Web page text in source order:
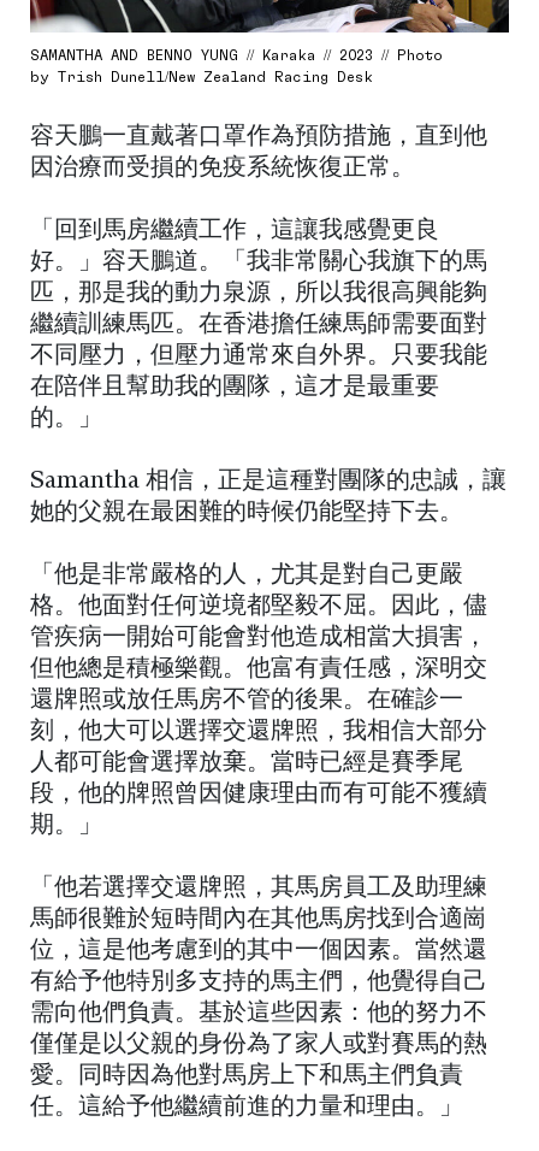
SAMANTHA AND BENNO YUNG // Karaka // 2023 // Photo
by Trish Dunell/New Zealand Racing Desk
容天鵬一直戴著口罩作為預防措施，直到他
因治療而受損的免疫系統恢復正常。
「回到馬房繼續工作，這讓我感覺更良
好。」容天鵬道。「我非常關心我旗下的馬
匹，那是我的動力泉源，所以我很高興能夠
繼續訓練馬匹。在香港擔任練馬師需要面對
不同壓力，但壓力通常來自外界。只要我能
在陪伴且幫助我的團隊，這才是最重要
的。」
Samantha 相信，正是這種對團隊的忠誠，讓
她的父親在最困難的時候仍能堅持下去。
「他是非常嚴格的人，尤其是對自己更嚴
格。他面對任何逆境都堅毅不屈。因此，儘
管疾病一開始可能會對他造成相當大損害，
但他總是積極樂觀。他富有責任感，深明交
還牌照或放任馬房不管的後果。在確診一
刻，他大可以選擇交還牌照，我相信大部分
人都可能會選擇放棄。當時已經是賽季尾
段，他的牌照曾因健康理由而有可能不獲續
期。」
「他若選擇交還牌照，其馬房員工及助理練
馬師很難於短時間內在其他馬房找到合適崗
位，這是他考慮到的其中一個因素。當然還
有給予他特別多支持的馬主們，他覺得自己
需向他們負責。基於這些因素：他的努力不
僅僅是以父親的身份為了家人或對賽馬的熱
愛。同時因為他對馬房上下和馬主們負責
任。這給予他繼續前進的力量和理由。」